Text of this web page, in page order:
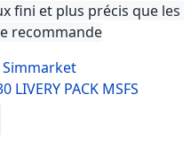
fini et plus précis que les
recommande
PACK MSFS